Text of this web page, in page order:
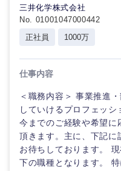
三井化学株式会社
No. 01001047000442
正社員
1000万
仕事内容
＜職務内容＞ 事業推進
していけるプロフェッシ
今までのご経験や希望に
頂きます。主に、下記に
お待ちしております。
下の職種となります。